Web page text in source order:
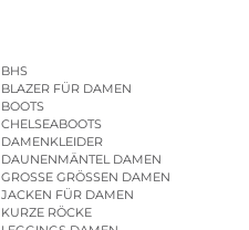
BHS
BLAZER FÜR DAMEN
BOOTS
CHELSEABOOTS
DAMENKLEIDER
DAUNENMÄNTEL DAMEN
GROSSE GRÖSSEN DAMEN
JACKEN FÜR DAMEN
KURZE RÖCKE